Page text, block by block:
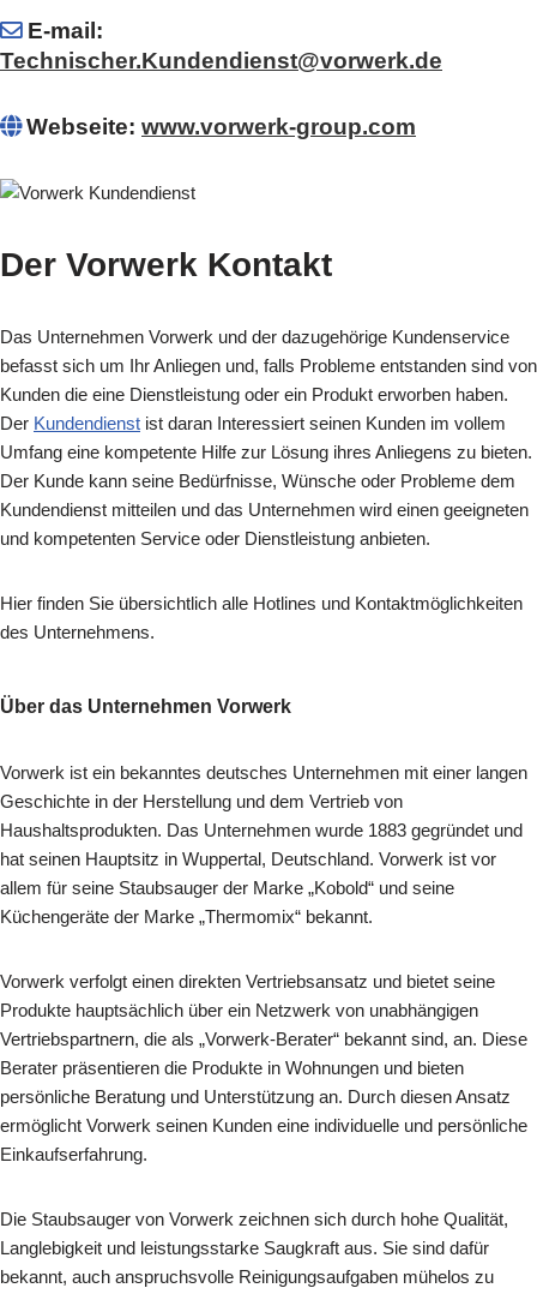
E-mail:
Technischer.Kundendienst@vorwerk.de
Webseite: www.vorwerk-group.com
Der Vorwerk Kontakt
Das Unternehmen Vorwerk und der dazugehörige Kundenservice
befasst sich um Ihr Anliegen und, falls Probleme entstanden sind von
Kunden die eine Dienstleistung oder ein Produkt erworben haben.
Der Kundendienst ist daran Interessiert seinen Kunden im vollem
Umfang eine kompetente Hilfe zur Lösung ihres Anliegens zu bieten.
Der Kunde kann seine Bedürfnisse, Wünsche oder Probleme dem
Kundendienst mitteilen und das Unternehmen wird einen geeigneten
und kompetenten Service oder Dienstleistung anbieten.
Hier finden Sie übersichtlich alle Hotlines und Kontaktmöglichkeiten
des Unternehmens.
Über das Unternehmen Vorwerk
Vorwerk ist ein bekanntes deutsches Unternehmen mit einer langen
Geschichte in der Herstellung und dem Vertrieb von
Haushaltsprodukten. Das Unternehmen wurde 1883 gegründet und
hat seinen Hauptsitz in Wuppertal, Deutschland. Vorwerk ist vor
allem für seine Staubsauger der Marke „Kobold“ und seine
Küchengeräte der Marke „Thermomix“ bekannt.
Vorwerk verfolgt einen direkten Vertriebsansatz und bietet seine
Produkte hauptsächlich über ein Netzwerk von unabhängigen
Vertriebspartnern, die als „Vorwerk-Berater“ bekannt sind, an. Diese
Berater präsentieren die Produkte in Wohnungen und bieten
persönliche Beratung und Unterstützung an. Durch diesen Ansatz
ermöglicht Vorwerk seinen Kunden eine individuelle und persönliche
Einkaufserfahrung.
Die Staubsauger von Vorwerk zeichnen sich durch hohe Qualität,
Langlebigkeit und leistungsstarke Saugkraft aus. Sie sind dafür
bekannt, auch anspruchsvolle Reinigungsaufgaben mühelos zu